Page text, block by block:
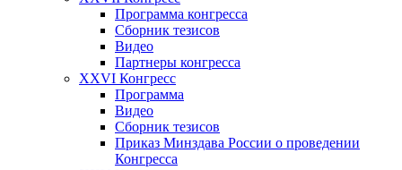
Программа конгресса
Сборник тезисов
Видео
Партнеры конгресса
XXVI Конгресс
Программа
Видео
Сборник тезисов
Приказ Минздава России о проведении
Конгресса